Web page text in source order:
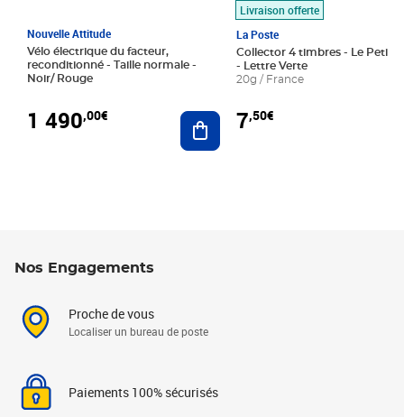
Nouvelle Attitude
Vélo électrique du facteur,
reconditionné - Taille normale -
Noir/ Rouge
1 490,00€ Ajouter au panier
Livraison offerte
La Poste
Collector 4 timbres - Le Petit
- Lettre Verte
20g / France
7,50€
Nos Engagements
Proche de vous
Localiser un bureau de poste
Paiements 100% sécurisés